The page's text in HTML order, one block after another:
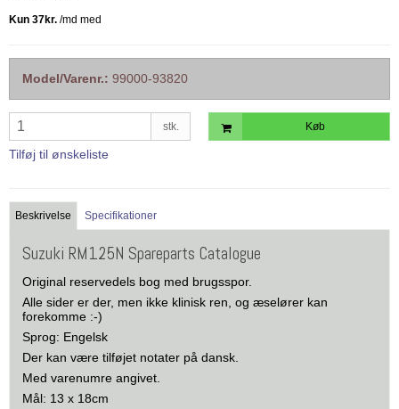
Model/Varenr.: 99000-93820
stk. Køb
Tilføj til ønskeliste
Beskrivelse Specifikationer
Suzuki RM125N Spareparts Catalogue
Original reservedels bog med brugsspor.
Alle sider er der, men ikke klinisk ren, og æselører kan
forekomme :-)
Sprog: Engelsk
Der kan være tilføjet notater på dansk.
Med varenumre angivet.
Mål: 13 x 18cm